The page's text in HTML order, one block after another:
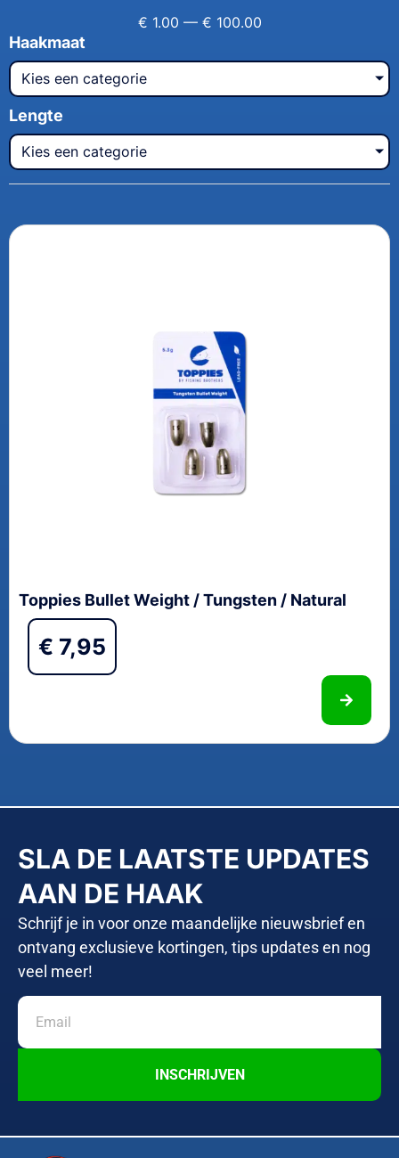
€ 1.00 — € 100.00
Haakmaat
Kies een categorie
Lengte
Kies een categorie
Toppies Bullet Weight / Tungsten / Natural
€ 7,95
SLA DE LAATSTE UPDATES
AAN DE HAAK
Schrijf je in voor onze maandelijke nieuwsbrief en
ontvang exclusieve kortingen, tips updates en nog
veel meer!
INSCHRIJVEN